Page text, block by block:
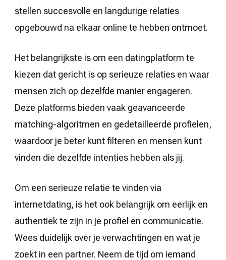
stellen succesvolle en langdurige relaties
opgebouwd na elkaar online te hebben ontmoet.
Het belangrijkste is om een datingplatform te
kiezen dat gericht is op serieuze relaties en waar
mensen zich op dezelfde manier engageren.
Deze platforms bieden vaak geavanceerde
matching-algoritmen en gedetailleerde profielen,
waardoor je beter kunt filteren en mensen kunt
vinden die dezelfde intenties hebben als jij.
Om een serieuze relatie te vinden via
internetdating, is het ook belangrijk om eerlijk en
authentiek te zijn in je profiel en communicatie.
Wees duidelijk over je verwachtingen en wat je
zoekt in een partner. Neem de tijd om iemand